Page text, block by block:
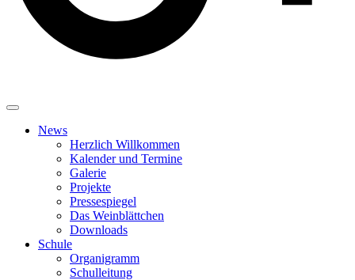
News
Herzlich Willkommen
Kalender und Termine
Galerie
Projekte
Pressespiegel
Das Weinblättchen
Downloads
Schule
Organigramm
Schulleitung